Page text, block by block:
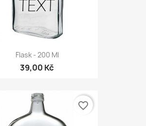
Flask - 200 Ml
39,00 Kč
favorite_border